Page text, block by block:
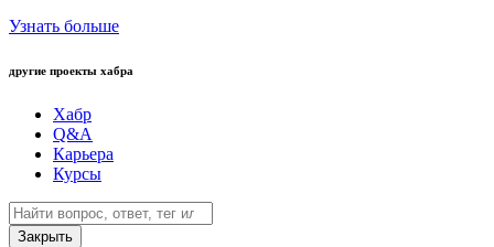
Узнать больше
другие проекты хабра
Хабр
Q&A
Карьера
Курсы
Закрыть